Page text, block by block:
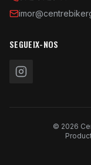
SEGUEIX-NOS
© 2026